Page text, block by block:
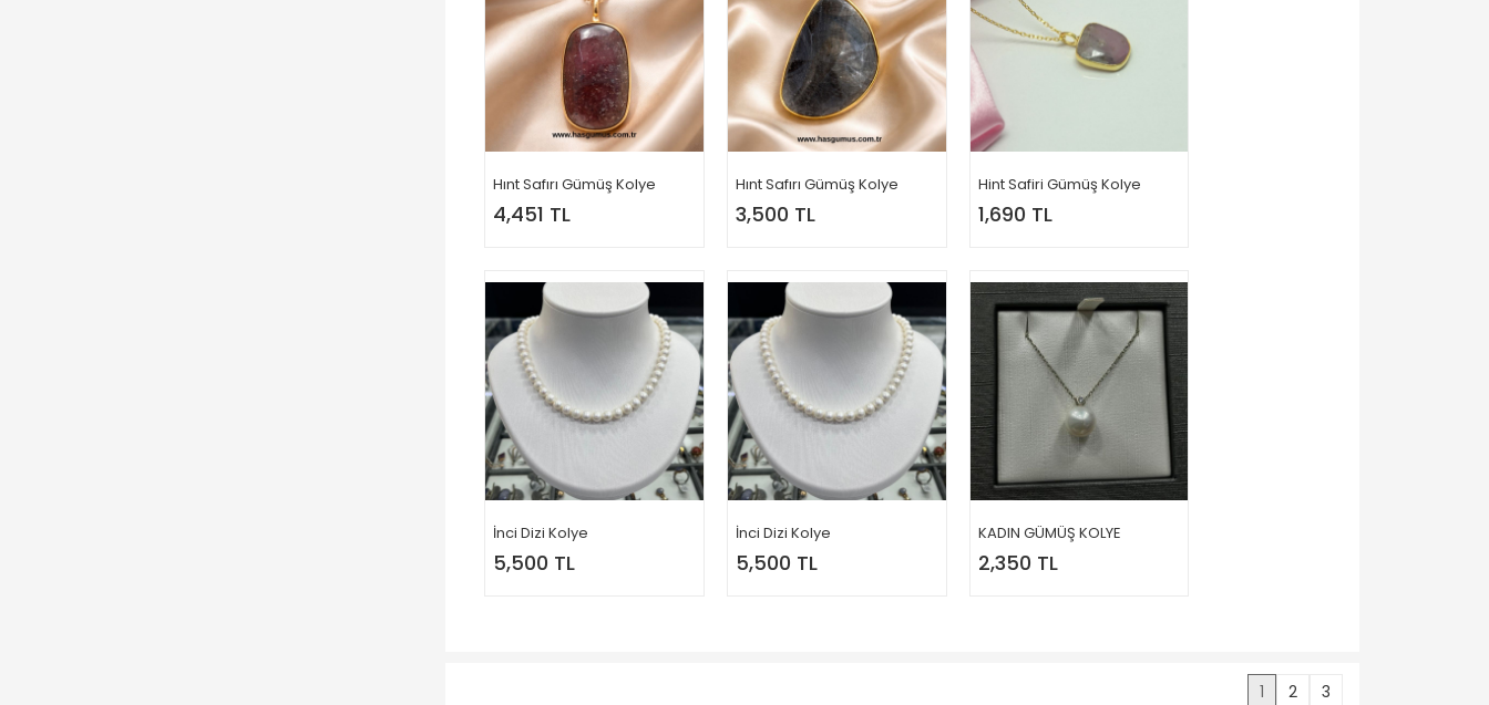
Hınt Safırı Gümüş Kolye
4,451 TL
Hınt Safırı Gümüş Kolye
3,500 TL
Hint Safiri Gümüş Kolye
1,690 TL
İnci Dizi Kolye
5,500 TL
İnci Dizi Kolye
5,500 TL
KADIN GÜMÜŞ KOLYE
2,350 TL
1 2 3